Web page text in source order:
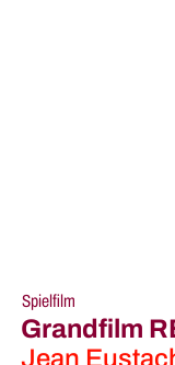
Spielfilm
Grandfilm